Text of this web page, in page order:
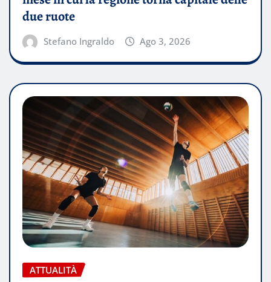
due ruote
Stefano Ingraldo Ago 3, 2026
ATTUALITÀ